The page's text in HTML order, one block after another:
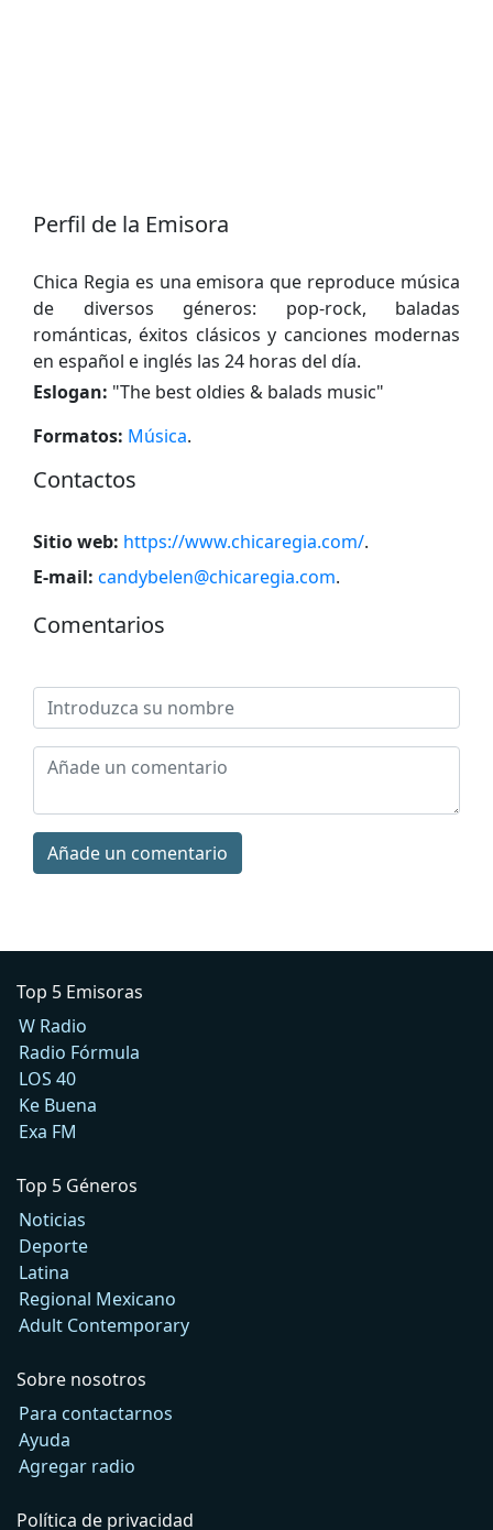
Perfil de la Emisora
Chica Regia es una emisora ​​que reproduce música
de diversos géneros: pop-rock, baladas
románticas, éxitos clásicos y canciones modernas
en español e inglés las 24 horas del día.
Eslogan: "The best oldies & balads music"
Formatos: Música.
Contactos
Sitio web: https://www.chicaregia.com/.
E-mail: candybelen@chicaregia.com.
Comentarios
Añade un comentario
Top 5 Emisoras
W Radio
Radio Fórmula
LOS 40
Ke Buena
Exa FM
Top 5 Géneros
Noticias
Deporte
Latina
Regional Mexicano
Adult Contemporary
Sobre nosotros
Para contactarnos
Ayuda
Agregar radio
Política de privacidad